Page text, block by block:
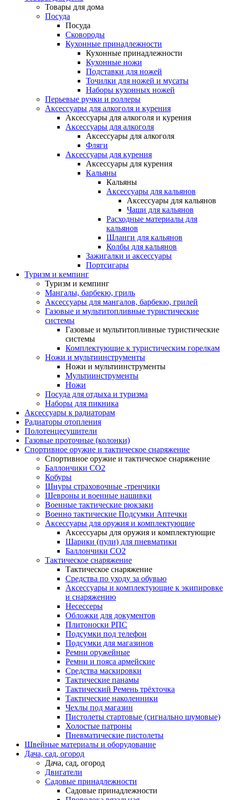
Товары для дома
Посуда
Посуда
Сковороды
Кухонные принадлежности
Кухонные принадлежности
Кухонные ножи
Подставки для ножей
Точилки для ножей и мусаты
Наборы кухонных ножей
Перьевые ручки и роллеры
Аксессуары для алкоголя и курения
Аксессуары для алкоголя и курения
Аксессуары для алкоголя
Аксессуары для алкоголя
Фляги
Аксессуары для курения
Аксессуары для курения
Кальяны
Кальяны
Аксессуары для кальянов
Аксессуары для кальянов
Чаши для кальянов
Расходные материалы для
кальянов
Шланги для кальянов
Колбы для кальянов
Зажигалки и аксессуары
Портсигары
Туризм и кемпинг
Туризм и кемпинг
Мангалы, барбекю, гриль
Аксессуары для мангалов, барбекю, грилей
Газовые и мультитопливные туристические
системы
Газовые и мультитопливные туристические
системы
Комплектующие к туристическим горелкам
Ножи и мультиинструменты
Ножи и мультиинструменты
Мультиинструменты
Ножи
Посуда для отдыха и туризма
Наборы для пикника
Аксессуары к радиаторам
Радиаторы отопления
Полотенцесушители
Газовые проточные (колонки)
Спортивное оружие и тактическое снаряжение
Спортивное оружие и тактическое снаряжение
Баллончики CO2
Кобуры
Шнуры страховочные -тренчики
Шевроны и военные нашивки
Военные тактические рюкзаки
Военно тактические Подсумки Аптечки
Аксессуары для оружия и комплектующие
Аксессуары для оружия и комплектующие
Шарики (пули) для пневматики
Баллончики CO2
Тактическое снаряжение
Тактическое снаряжение
Средства по уходу за обувью
Аксессуары и комплектующие к экипировке
и снаряжению
Несессеры
Обложки для документов
Плитоноски РПС
Подсумки под телефон
Подсумки для магазинов
Ремни оружейные
Ремни и пояса армейские
Средства маскировки
Тактические панамы
Тактический Ремень трёхточка
Тактические наколенники
Чехлы под магазин
Пистолеты стартовые (сигнально шумовые)
Холостые патроны
Пневматические пистолеты
Швейные материалы и оборудование
Дача, сад, огород
Дача, сад, огород
Двигатели
Садовые принадлежности
Садовые принадлежности